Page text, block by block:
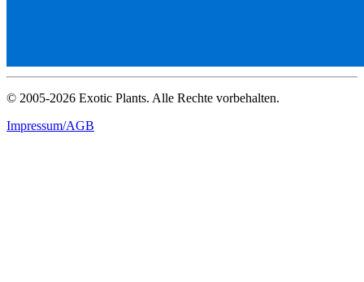
© 2005-2026 Exotic Plants. Alle Rechte vorbehalten.
Impressum/AGB